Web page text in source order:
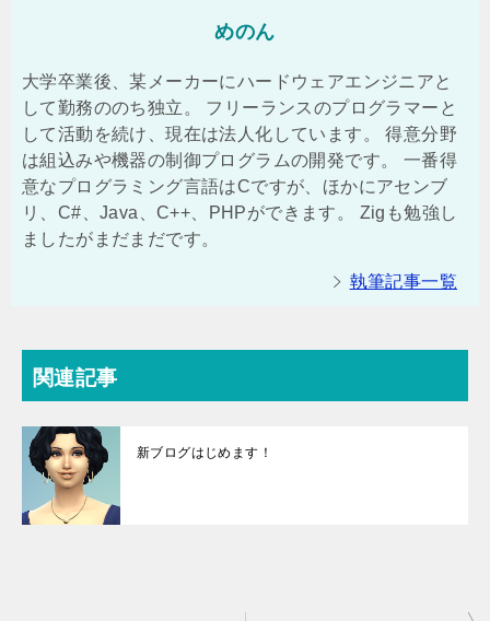
めのん
大学卒業後、某メーカーにハードウェアエンジニアと
して勤務ののち独立。 フリーランスのプログラマーと
して活動を続け、現在は法人化しています。 得意分野
は組込みや機器の制御プログラムの開発です。 一番得
意なプログラミング言語はCですが、ほかにアセンブ
リ、C#、Java、C++、PHPができます。 Zigも勉強し
ましたがまだまだです。
執筆記事一覧
関連記事
新ブログはじめます！